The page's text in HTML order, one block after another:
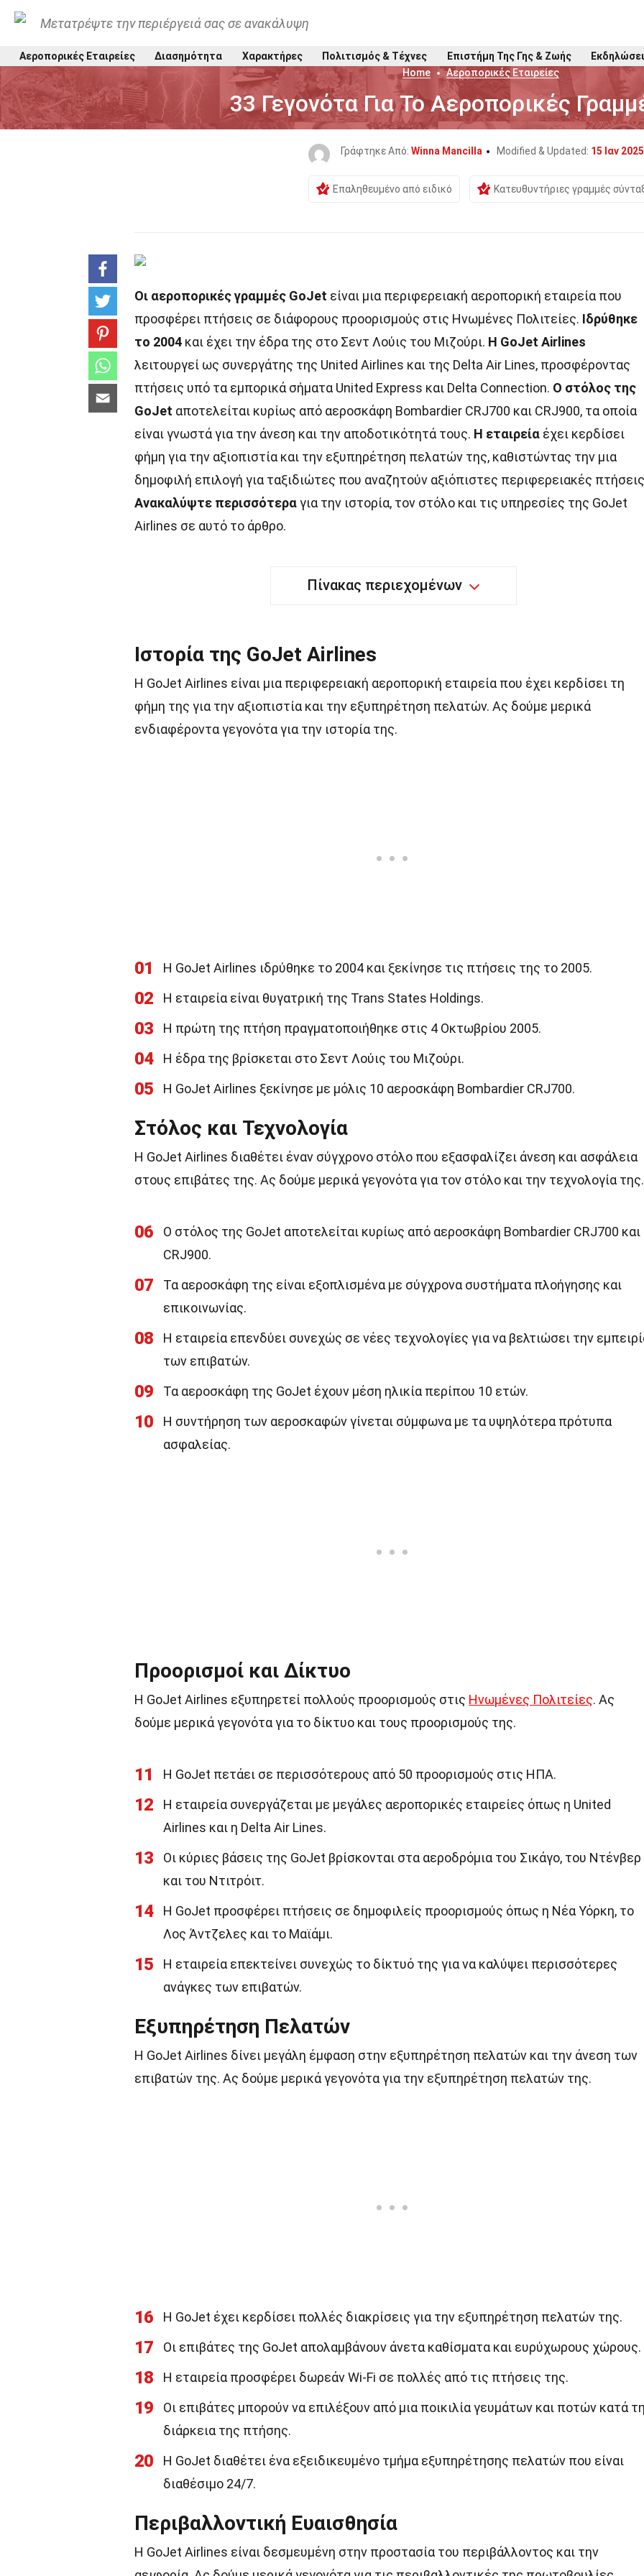
Μετατρέψτε την περιέργειά σας σε ανακάλυψη
Αεροπορικές Εταιρείες Διασημότητα Χαρακτήρες Πολιτισμός & Τέχνες Επιστήμη Της Γης & Ζωής
Home
Αεροπορικές Εταιρείες
33 Γεγονότα Για Το Αεροπορικές
Γράφτηκε Από: Winna Mancilla Modified & Updated: 15 Ιαν 2025
Επαληθευμένο από ειδικό Κατευθυντήριες γραμμές
Οι αεροπορικές γραμμές GoJet είναι μια περιφερειακή αεροπορική εταιρεία που
προσφέρει πτήσεις σε διάφορους προορισμούς στις Ηνωμένες Πολιτείες. Ιδρύθηκε
το 2004 και έχει την έδρα της στο Σεντ Λούις του Μιζούρι. Η GoJet Airlines
λειτουργεί ως συνεργάτης της United Airlines και της Delta Air Lines, προσφέροντας
πτήσεις υπό τα εμπορικά σήματα United Express και Delta Connection. Ο στόλος της
GoJet αποτελείται κυρίως από αεροσκάφη Bombardier CRJ700 και CRJ900, τα οποία
είναι γνωστά για την άνεση και την αποδοτικότητά τους. Η εταιρεία έχει κερδίσει
φήμη για την αξιοπιστία και την εξυπηρέτηση πελατών της, καθιστώντας την μια
δημοφιλή επιλογή για ταξιδιώτες που αναζητούν αξιόπιστες περιφερειακές
Ανακαλύψτε περισσότεραγια την ιστορία, τον στόλο και τις υπηρεσίες της GoJet
Airlines σε αυτό το άρθρο.
Πίνακας περιεχομένων
Ιστορία της GoJet Airlines
Η GoJet Airlines είναι μια περιφερειακή αεροπορική εταιρεία που έχει κερδίσει τη
φήμη της για την αξιοπιστία και την εξυπηρέτηση πελατών. Ας δούμε μερικά
ενδιαφέροντα γεγονότα για την ιστορία της.
01 Η GoJet Airlines ιδρύθηκε το 2004 και ξεκίνησε τις πτήσεις της το 2005.
02 Η εταιρεία είναι θυγατρική της Trans States Holdings.
03 Η πρώτη της πτήση πραγματοποιήθηκε στις 4 Οκτωβρίου 2005.
04 Η έδρα της βρίσκεται στο Σεντ Λούις του Μιζούρι.
05 Η GoJet Airlines ξεκίνησε με μόλις 10 αεροσκάφη Bombardier CRJ700.
Στόλος και Τεχνολογία
Η GoJet Airlines διαθέτει έναν σύγχρονο στόλο που εξασφαλίζει άνεση και ασφάλεια
στους επιβάτες της. Ας δούμε μερικά γεγονότα για τον στόλο και την τεχνολογία της.
06
Ο στόλος της GoJet αποτελείται κυρίως από αεροσκάφη Bombardier CRJ700 και
CRJ900.
07
Τα αεροσκάφη της είναι εξοπλισμένα με σύγχρονα συστήματα πλοήγησης και
επικοινωνίας.
08
Η εταιρεία επενδύει συνεχώς σε νέες τεχνολογίες για να βελτιώσει την
των επιβατών.
09 Τα αεροσκάφη της GoJet έχουν μέση ηλικία περίπου 10 ετών.
10
Η συντήρηση των αεροσκαφών γίνεται σύμφωνα με τα υψηλότερα πρότυπα
ασφαλείας.
Προορισμοί και Δίκτυο
Η GoJet Airlines εξυπηρετεί πολλούς προορισμούς στις Ηνωμένες Πολιτείες. Ας
δούμε μερικά γεγονότα για το δίκτυο και τους προορισμούς της.
11 Η GoJet πετάει σε περισσότερους από 50 προορισμούς στις ΗΠΑ.
12
Η εταιρεία συνεργάζεται με μεγάλες αεροπορικές εταιρείες όπως η United
Airlines και η Delta Air Lines.
13
Οι κύριες βάσεις της GoJet βρίσκονται στα αεροδρόμια του Σικάγο, του Ντένβερ
και του Ντιτρόιτ.
14
Η GoJet προσφέρει πτήσεις σε δημοφιλείς προορισμούς όπως η Νέα Υόρκη, το
Λος Άντζελες και το Μαϊάμι.
15
Η εταιρεία επεκτείνει συνεχώς το δίκτυό της για να καλύψει περισσότερες
ανάγκες των επιβατών.
Εξυπηρέτηση Πελατών
Η GoJet Airlines δίνει μεγάλη έμφαση στην εξυπηρέτηση πελατών και την άνεση των
επιβατών της. Ας δούμε μερικά γεγονότα για την εξυπηρέτηση πελατών της.
16 Η GoJet έχει κερδίσει πολλές διακρίσεις για την εξυπηρέτηση πελατών της.
17 Οι επιβάτες της GoJet απολαμβάνουν άνετα καθίσματα και ευρύχωρους χώρους.
18 Η εταιρεία προσφέρει δωρεάν Wi-Fi σε πολλές από τις πτήσεις της.
19
Οι επιβάτες μπορούν να επιλέξουν από μια ποικιλία γευμάτων και ποτών κατά
διάρκεια της πτήσης.
20
Η GoJet διαθέτει ένα εξειδικευμένο τμήμα εξυπηρέτησης πελατών που είναι
διαθέσιμο 24/7.
Περιβαλλοντική Ευαισθησία
Η GoJet Airlines είναι δεσμευμένη στην προστασία του περιβάλλοντος και την